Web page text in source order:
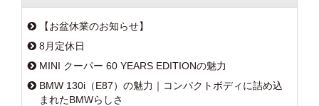
【お盆休業のお知らせ】
8月定休日
MINI クーパー 60 YEARS EDITIONの魅力
BMW 130i（E87）の魅力｜コンパクトボディに詰め込
まれたBMWらしさ